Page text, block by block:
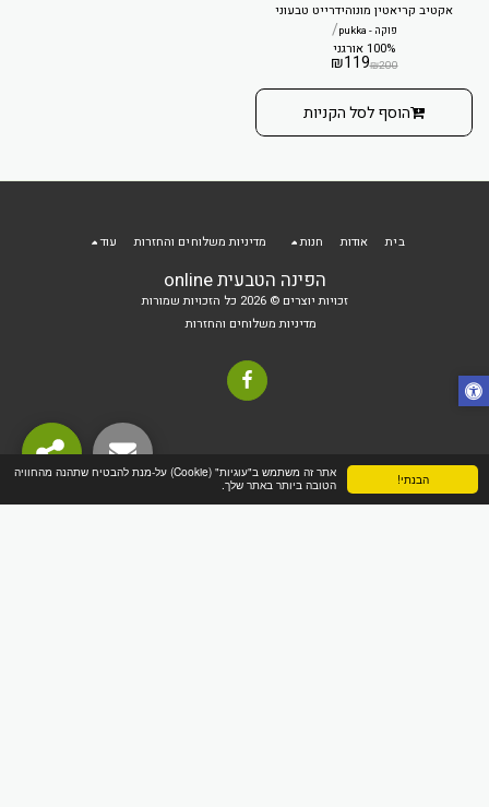
הבנתי!
אתר זה משתמש ב"עוגיות" (Cookie) על-מנת להבטיח שתהנה מהחוויה
הטובה ביותר באתר שלך.
אקטיב קריאטין מונוהידרייט טבעוני
פוקה - pukka /
100% אורגני
₪200
₪119
הוסף לסל הקניות
הפינה הטבעית online
זכויות יוצרים © 2026 כל הזכויות שמורות
מדיניות משלוחים והחזרות
בית אודות חנות מדיניות משלוחים והחזרות עוד